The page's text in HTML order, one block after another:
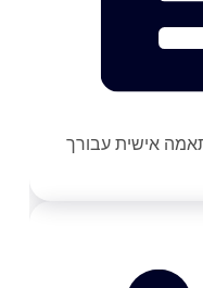
אישית עבורך